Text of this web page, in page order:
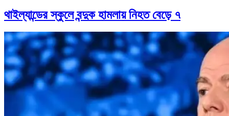
থাইল্যান্ডের স্কুলে বন্দুক হামলায় নিহত বেড়ে ৭